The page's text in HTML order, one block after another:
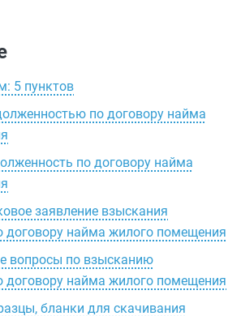
5 пунктов
по договору найма
по договору найма
заявление взыскания
договору найма жилого помещения
вопросы по взысканию
договору найма жилого помещения
бланки для скачивания